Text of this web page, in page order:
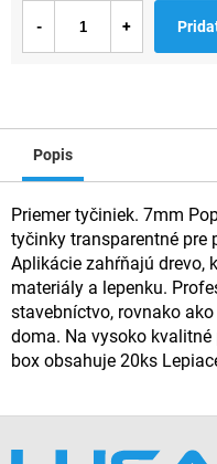
cena:
Popis
Priemer tyčiniek. 7mm
tyčinky transparentné pre
Aplikácie zahŕňajú drevo,
materiály a lepenku.
stavebníctvo, rovnako
doma. Na vysoko
box obsahuje 20ks